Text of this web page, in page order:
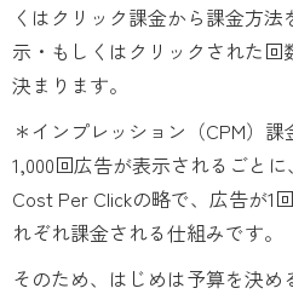
くはクリック課金から課金方
示・もしくはクリックされた
決まります。
＊インプレッション（CPM）課
1,000回広告が表示されるごと
Cost Per Clickの略で、広告が1
れぞれ課金される仕組みです。
そのため、はじめは予算を決め